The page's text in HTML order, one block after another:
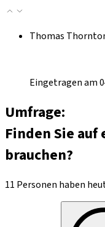
Thomas
Eingetragen am
Umfrage:
Finden Sie auf
brauchen?
11 Personen haben